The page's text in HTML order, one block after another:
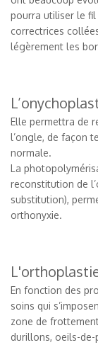
pourra utiliser le fil
correctrices
légèrement les
Elle permettra de
l’ongle, de façon
normale.
La
reconstitution de
substitution),
orthonyxie.
En fonction des
soins qui
zone de
durillons, oeils-de-